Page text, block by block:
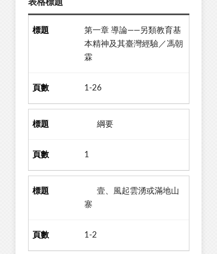
表格標題
第一章 導論——另類教育基
本精神及其臺灣經驗／馮朝
霖
1-26
綱要
1
壹、風起雲湧或滿地山
寨
1-2